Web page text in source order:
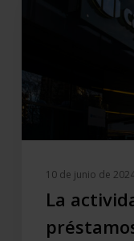
otorga
permiten
generar
10 de junio de
La